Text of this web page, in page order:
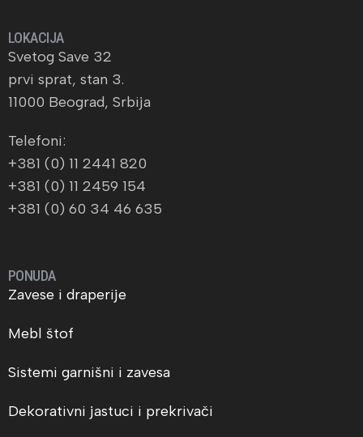
LOKACIJA
Svetog Save 32
prvi sprat, stan 3.
11000 Beograd, Srbija
Telefoni:
+381 (0) 11 2441 820
+381 (0) 11 2459 154
+381 (0) 60 34 46 635
PONUDA
Zavese i draperije
Mebl štof
Sistemi garnišni i zavesa
Dekorativni jastuci i prekrivači